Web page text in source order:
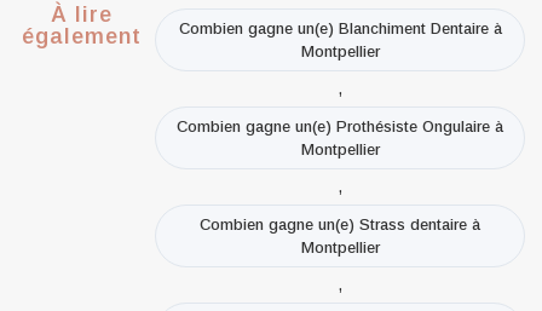
À lire
également
Combien gagne un(e) Blanchiment Dentaire à
Montpellier
,
Combien gagne un(e) Prothésiste Ongulaire à
Montpellier
,
Combien gagne un(e) Strass dentaire à
Montpellier
,